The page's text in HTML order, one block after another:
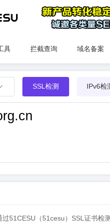
具 拦截查询 域名备案
SSL检测 IPv6检
过51CESU（51cesu）SSL证书检